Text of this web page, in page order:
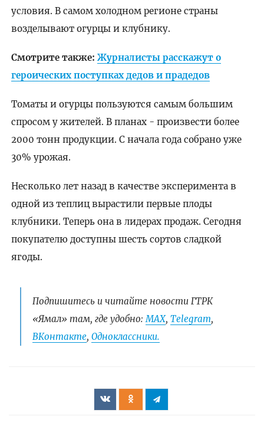
условия. В самом холодном регионе страны
возделывают огурцы и клубнику.
Смотрите также: Журналисты расскажут о
героических поступках дедов и прадедов
Томаты и огурцы пользуются самым большим
спросом у жителей. В планах - произвести более
2000 тонн продукции. С начала года собрано уже
30% урожая.
Несколько лет назад в качестве эксперимента в
одной из теплиц вырастили первые плоды
клубники. Теперь она в лидерах продаж. Сегодня
покупателю доступны шесть сортов сладкой
ягоды.
Подпишитесь и читайте новости ГТРК
«Ямал» там, где удобно: МАХ, Telegram,
ВКонтакте, Одноклассники.